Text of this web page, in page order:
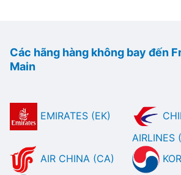
Các hãng hàng không bay đến
Main
EMIRATES (EK)
AIRLINES
AIR CHINA (CA)